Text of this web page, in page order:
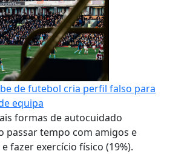
de futebol cria perfil falso para
equipa
formas de autocuidado
passar tempo com amigos e
fazer exercício físico (19%).